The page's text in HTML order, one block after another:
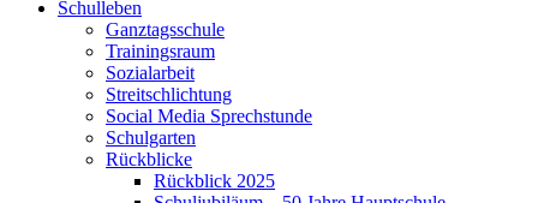
Schulleben
Ganztagsschule
Trainingsraum
Sozialarbeit
Streitschlichtung
Social Media Sprechstunde
Schulgarten
Rückblicke
Rückblick 2025